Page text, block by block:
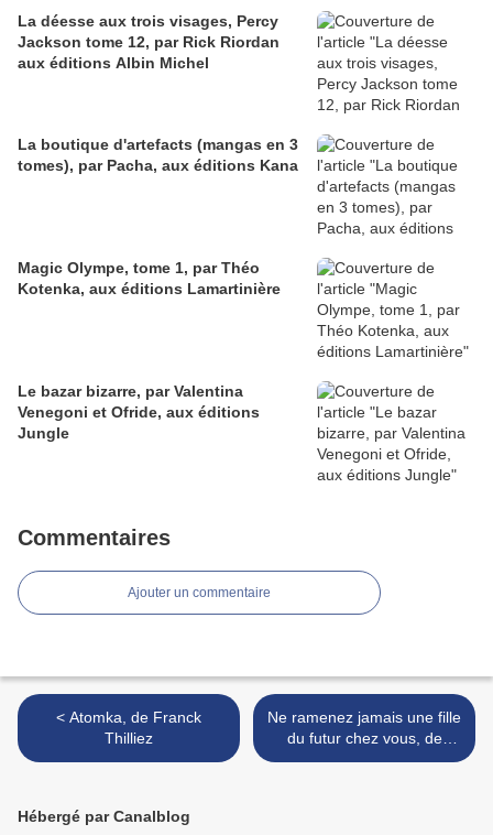
La déesse aux trois visages, Percy
Jackson tome 12, par Rick Riordan
aux éditions Albin Michel
La boutique d'artefacts (mangas en 3
tomes), par Pacha, aux éditions Kana
Magic Olympe, tome 1, par Théo
Kotenka, aux éditions Lamartinière
Le bazar bizarre, par Valentina
Venegoni et Ofride, aux éditions
Jungle
Commentaires
Ajouter un commentaire
< Atomka, de Franck
Thilliez
Ne ramenez jamais une fille
du futur chez vous, de
Nathalie Stragier >
Hébergé par Canalblog